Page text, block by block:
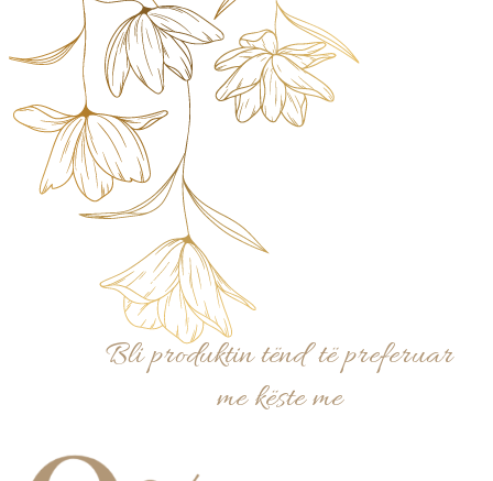
Bli produktin tënd të preferuar
me këste me